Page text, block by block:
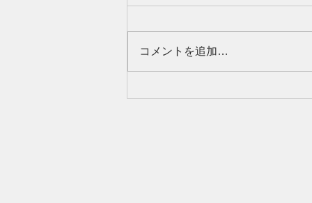
コメントを追加…